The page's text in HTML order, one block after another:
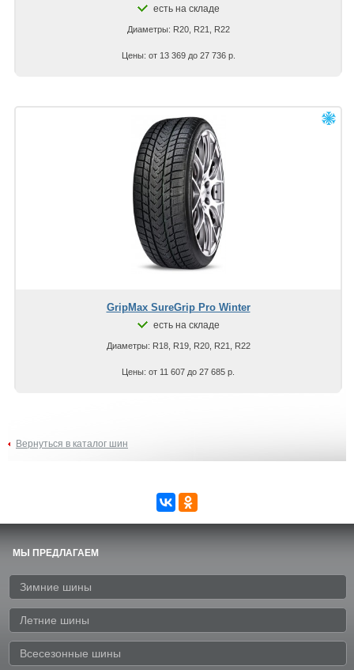
есть на складе
Диаметры: R20, R21, R22
Цены: от 13 369 до 27 736 р.
GripMax SureGrip Pro Winter
есть на складе
Диаметры: R18, R19, R20, R21, R22
Цены: от 11 607 до 27 685 р.
Вернуться в каталог шин
МЫ ПРЕДЛАГАЕМ
Зимние шины
Летние шины
Всесезонные шины